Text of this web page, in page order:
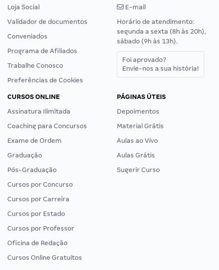
Loja Social
Validador de documentos
Conveniados
Programa de Afiliados
Trabalhe Conosco
Preferências de Cookies
E-mail
Horário de atendimento:
segunda a sexta (8h às 20h),
sábado (9h às 13h).
Foi aprovado?
Envie-nos a sua história!
CURSOS ONLINE
Assinatura Ilimitada
Coaching para Concursos
Exame de Ordem
Graduação
Pós-Graduação
Cursos por Concurso
Cursos por Carreira
Cursos por Estado
Cursos por Professor
Oficina de Redação
Cursos Online Gratuitos
PÁGINAS ÚTEIS
Depoimentos
Material Grátis
Aulas ao Vivo
Aulas Grátis
Sugerir Curso